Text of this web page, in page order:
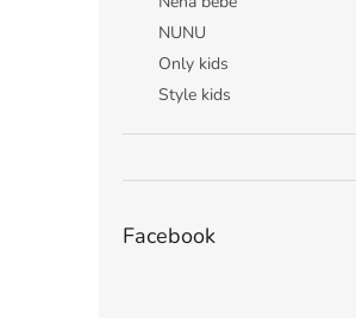
NUNU
Only kids
Style kids
Facebook